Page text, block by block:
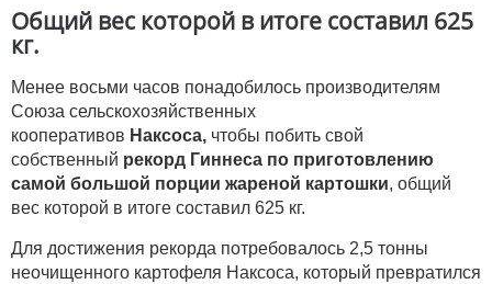
Общий вес которой в итоге составил 625
кг.
Менее восьми часов понадобилось производителям
Союза сельскохозяйственных
кооперативов Наксоса, чтобы побить свой
собственный рекорд Гиннеса по приготовлению
самой большой порции жареной картошки, общий
вес которой в итоге составил 625 кг.
Для достижения рекорда потребовалось 2,5 тонны
неочищенного картофеля Наксоса, который превратился